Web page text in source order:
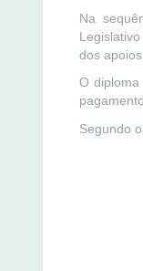
Na
dos
O
Segundo